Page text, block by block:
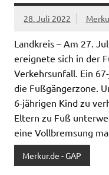
28. Juli 2022
Landkreis – Am 27.
ereignete sich in der
Verkehrsunfall. Ein
die Fußgängerzone.
6-jährigen Kind zu
Eltern zu Fuß
eine Vollbremsung
Merkur.de - GAP